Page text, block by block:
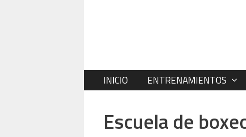
INICIO ENTRENAMIENTOS
Escuela de